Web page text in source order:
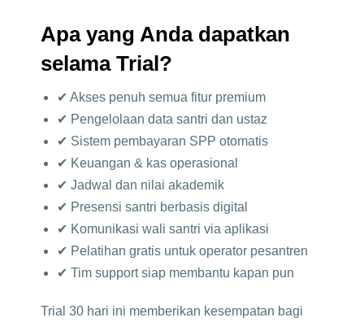
Apa yang Anda dapatkan
selama Trial?
✔ Akses penuh semua fitur premium
✔ Pengelolaan data santri dan ustaz
✔ Sistem pembayaran SPP otomatis
✔ Keuangan & kas operasional
✔ Jadwal dan nilai akademik
✔ Presensi santri berbasis digital
✔ Komunikasi wali santri via aplikasi
✔ Pelatihan gratis untuk operator pesantren
✔ Tim support siap membantu kapan pun
Trial 30 hari ini memberikan kesempatan bagi